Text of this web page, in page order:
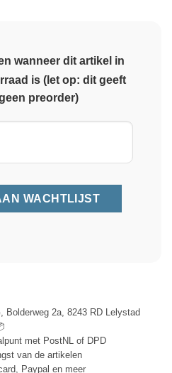
wanneer dit artikel in
is (let op: dit geeft
preorder)
Bolderweg 2a, 8243 RD Lelystad
met PostNL of DPD
van de artikelen
Paypal en meer